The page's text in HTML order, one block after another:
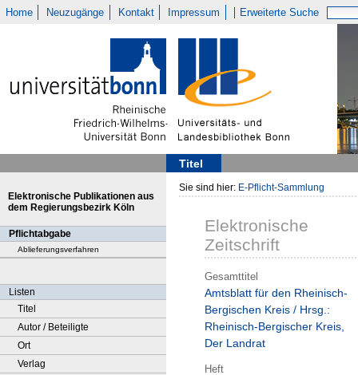
Home Neuzugänge Kontakt Impressum Erweiterte Suche
Titel
Elektronische Publikationen aus
dem Regierungsbezirk Köln
Pflichtabgabe
Ablieferungsverfahren
Listen
Titel
Autor / Beteiligte
Ort
Verlag
Sie sind hier: E-Pflicht-Sammlung
Elektronische
Zeitschrift
Gesamttitel
Amtsblatt für den Rheinisch-
Bergischen Kreis / Hrsg.:
Rheinisch-Bergischer Kreis,
Der Landrat
Heft